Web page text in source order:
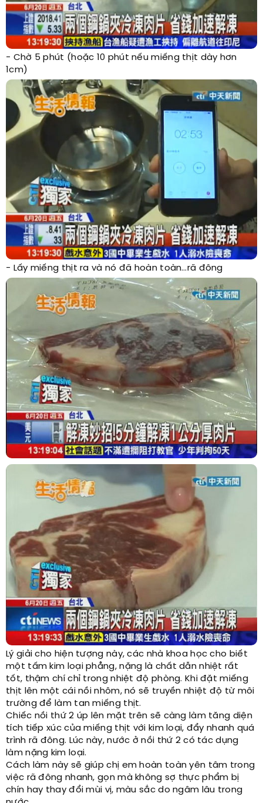
- Chờ 5 phút (hoặc 10 phút nếu miếng thịt dày hơn
1cm)
- Lấy miếng thịt ra và nó đã hoàn toàn…rã đông
Lý giải cho hiện tượng này, các nhà khoa học cho biết
một tấm kim loại phẳng, nặng là chất dẫn nhiệt rất
tốt, thậm chí chỉ trong nhiệt độ phòng. Khi đặt miếng
thịt lên một cái nồi nhôm, nó sẽ truyền nhiệt độ từ môi
trường để làm tan miếng thịt.
Chiếc nồi thứ 2 úp lên mặt trên sẽ càng làm tăng diện
tích tiếp xúc của miếng thịt với kim loại, đẩy nhanh quá
trình rã đông. Lúc này, nước ở nồi thứ 2 có tác dụng
làm nặng kim loại.
Cách làm này sẽ giúp chị em hoàn toàn yên tâm trong
việc rã đông nhanh, gọn mà không sợ thực phẩm bị
chín hay thay đổi mùi vị, màu sắc do ngâm lâu trong